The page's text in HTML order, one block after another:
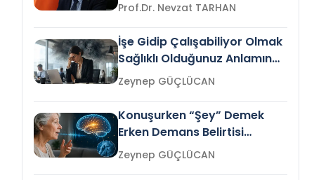
Prof.Dr. Nevzat TARHAN
İşe Gidip Çalışabiliyor Olmak
Sağlıklı Olduğunuz Anlamına
Gelir mi?Zeynep GÜÇLÜCAN
Konuşurken “Şey” Demek
Erken Demans Belirtisi
Olabilir mi?Zeynep GÜÇLÜCAN